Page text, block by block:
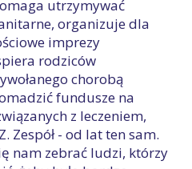
utrzymywać
organizuje dla
imprezy
rodziców
chorobą
fundusze na
z leczeniem,
Zespół - od lat ten sam.
nam zebrać ludzi, którzy